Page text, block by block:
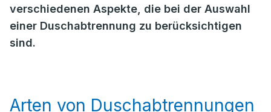
verschiedenen Aspekte, die bei der Auswahl
einer Duschabtrennung zu berücksichtigen
sind.
Arten von Duschabtrennungen